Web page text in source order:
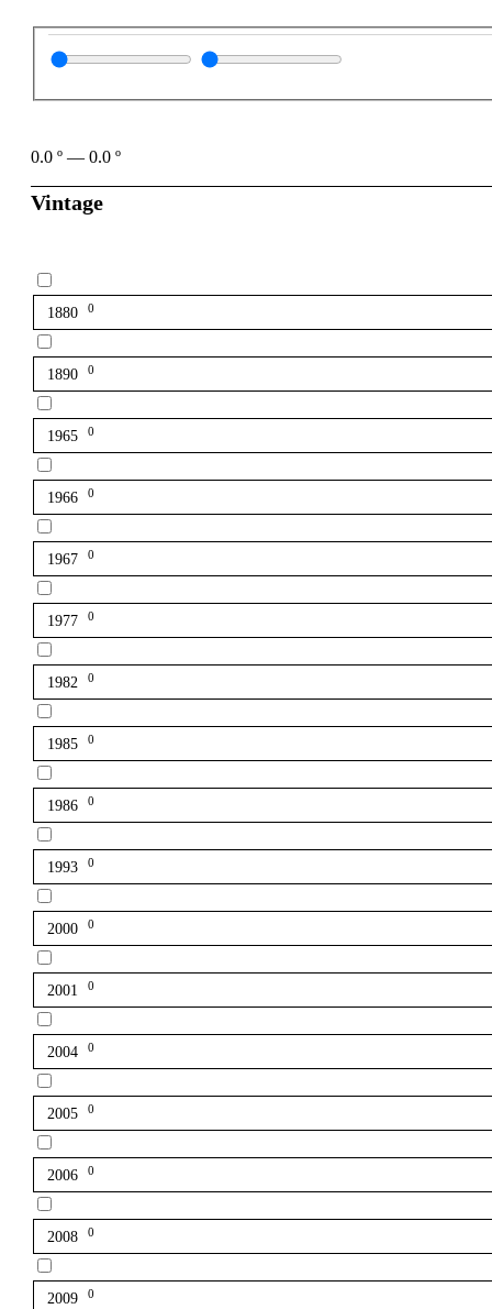
0.0 º — 0.0 º
Vintage
1880 0
1890 0
1965 0
1966 0
1967 0
1977 0
1982 0
1985 0
1986 0
1993 0
2000 0
2001 0
2004 0
2005 0
2006 0
2008 0
2009 0